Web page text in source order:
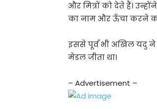
और मित्रों को देते हैं।
का नाम और ऊँचा करने
इससे पूर्व भी अखिल यदु ने
मेडल जीता था।
– Advertisement –